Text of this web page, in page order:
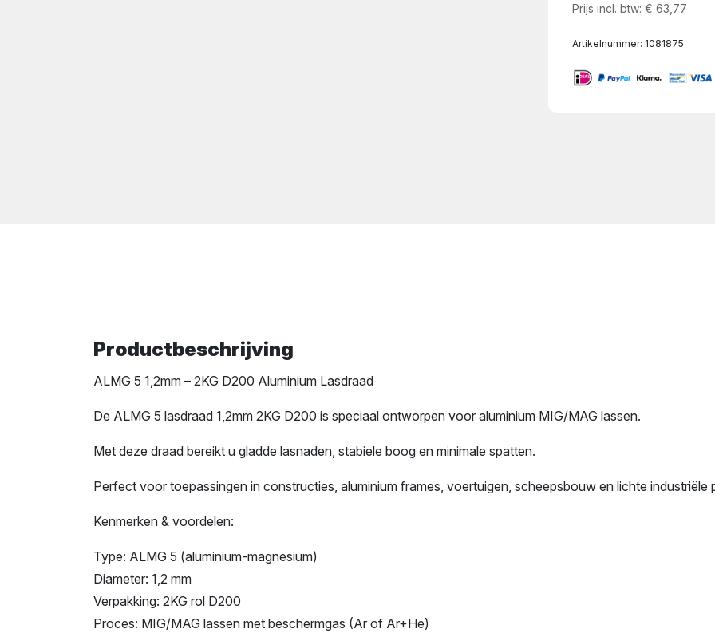
Prijs incl. btw: € 63,77
Artikelnummer: 1081875
Productbeschrijving
ALMG 5 1,2mm – 2KG D200 Aluminium Lasdraad
De ALMG 5 lasdraad 1,2mm 2KG D200 is speciaal ontworpen voor aluminium MIG/MAG lassen.
Met deze draad bereikt u gladde lasnaden, stabiele boog en minimale spatten.
Perfect voor toepassingen in constructies, aluminium frames, voertuigen, scheepsbouw en lichte industriële
Kenmerken & voordelen:
Type: ALMG 5 (aluminium-magnesium)
Diameter: 1,2 mm
Verpakking: 2KG rol D200
Proces: MIG/MAG lassen met beschermgas (Ar of Ar+He)